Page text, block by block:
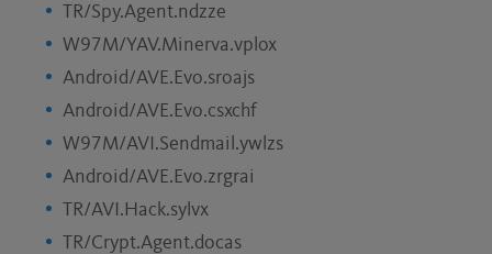
TR/Spy.Agent.ndzze
W97M/YAV.Minerva.vplox
Android/AVE.Evo.sroajs
Android/AVE.Evo.csxchf
W97M/AVI.Sendmail.ywlzs
Android/AVE.Evo.zrgrai
TR/AVI.Hack.sylvx
TR/Crypt.Agent.docas